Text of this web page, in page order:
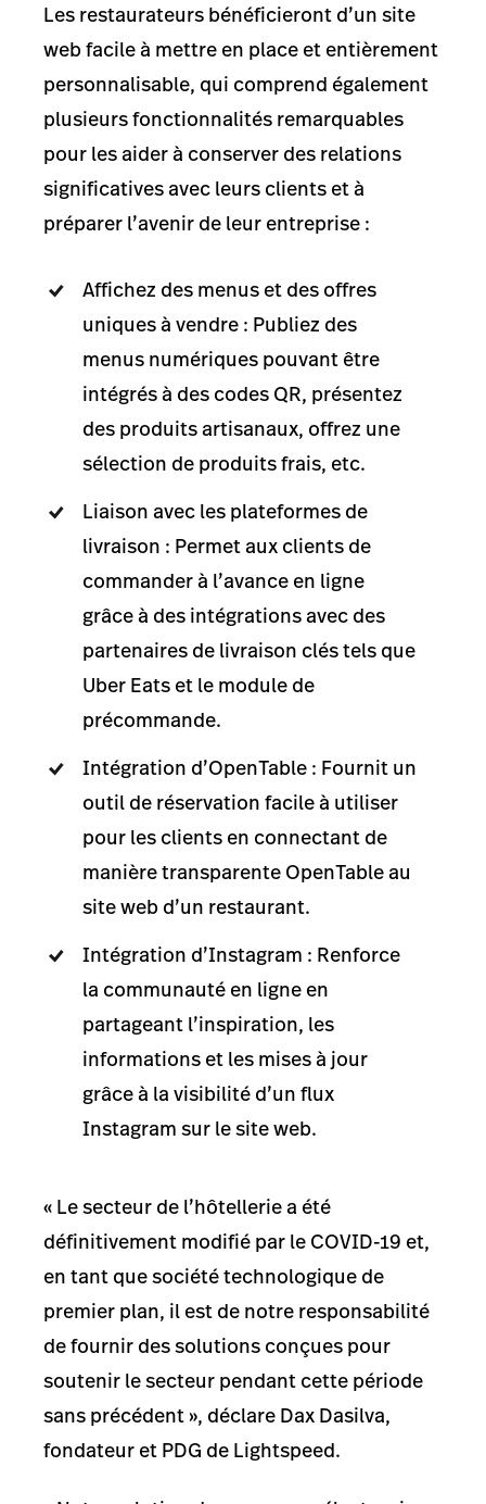
Les restaurateurs bénéficieront d’un site
web facile à mettre en place et entièrement
personnalisable, qui comprend également
plusieurs fonctionnalités remarquables
pour les aider à conserver des relations
significatives avec leurs clients et à
préparer l’avenir de leur entreprise :
Affichez des menus et des offres
uniques à vendre : Publiez des
menus numériques pouvant être
intégrés à des codes QR, présentez
des produits artisanaux, offrez une
sélection de produits frais, etc.
Liaison avec les plateformes de
livraison : Permet aux clients de
commander à l’avance en ligne
grâce à des intégrations avec des
partenaires de livraison clés tels que
Uber Eats et le module de
précommande.
Intégration d’OpenTable : Fournit un
outil de réservation facile à utiliser
pour les clients en connectant de
manière transparente OpenTable au
site web d’un restaurant.
Intégration d’Instagram : Renforce
la communauté en ligne en
partageant l’inspiration, les
informations et les mises à jour
grâce à la visibilité d’un flux
Instagram sur le site web.
« Le secteur de l’hôtellerie a été
définitivement modifié par le COVID-19 et,
en tant que société technologique de
premier plan, il est de notre responsabilité
de fournir des solutions conçues pour
soutenir le secteur pendant cette période
sans précédent », déclare Dax Dasilva,
fondateur et PDG de Lightspeed.